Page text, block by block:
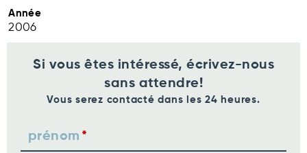
Année
2006
Si vous êtes intéressé, écrivez-nous
sans attendre!
Vous serez contacté dans les 24 heures.
prénom